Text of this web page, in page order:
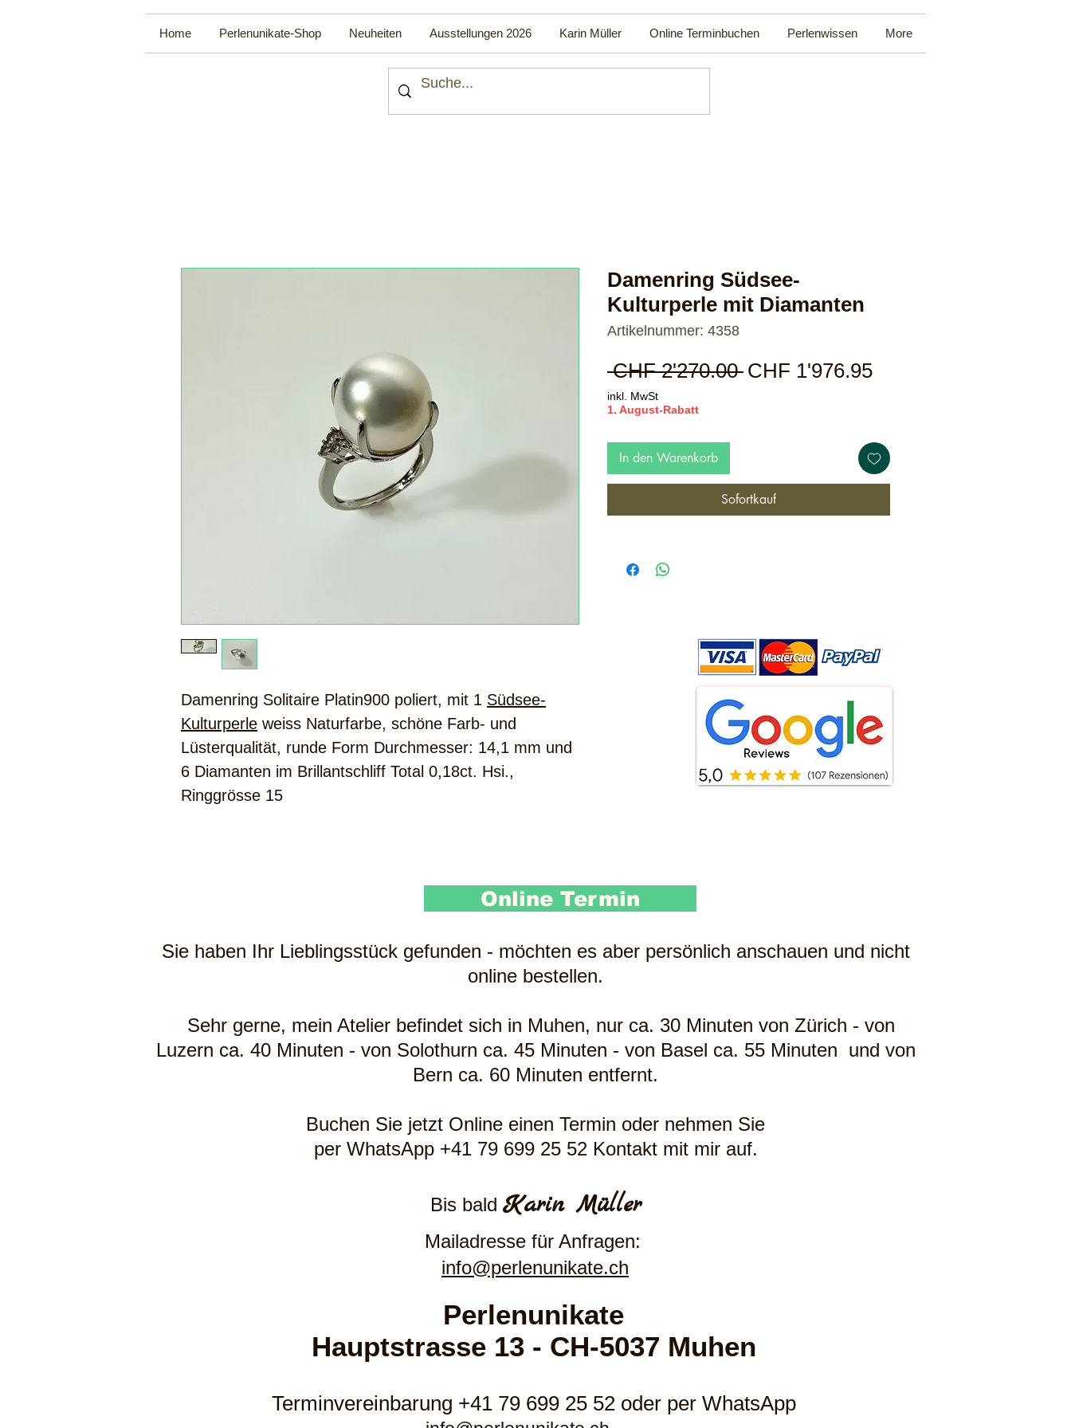
Home Perlenunikate-Shop Neuheiten Ausstellungen 2026 Karin Müller Online Terminbuchen Perlenwissen More
Damenring Solitaire Platin900 poliert, mit 1 Südsee-
Kulturperle weiss Naturfarbe, schöne Farb- und
Lüsterqualität, runde Form Durchmesser: 14,1 mm und
6 Diamanten im Brillantschliff Total 0,18ct. Hsi.,
Ringgrösse 15
Damenring Südsee-
Kulturperle mit Diamanten
Artikelnummer: 4358
CHF 2'270.00 Standardpreis
CHF 1'976.95Sale-
inkl. MwSt
1. August-Rabatt
In den Warenkorb
Sofortkauf
Online Termin
Sie haben Ihr Lieblingsstück gefunden - möchten es aber persönlich anschauen und nicht
online bestellen.
Sehr gerne, mein Atelier befindet sich in Muhen, nur ca. 30 Minuten von Zürich - von
Luzern ca. 40 Minuten - von Solothurn ca. 45 Minuten - von Basel ca. 55 Minuten und von
Bern ca. 60 Minuten entfernt.
Buchen Sie jetzt Online einen Termin oder nehmen Sie
per WhatsApp +41 79 699 25 52 Kontakt mit mir auf.
Bis bald Karin Müller
Mailadresse für Anfragen:
info@perlenunikate.ch
Perlenunikate
Hauptstrasse 13 - CH-5037 Muhen
Terminvereinbarung +41 79 699 25 52 oder per WhatsApp